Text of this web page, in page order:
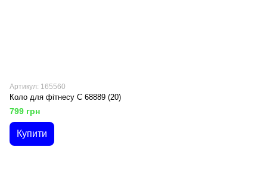
Артикул: 165560
Коло для фітнесу C 68889 (20)
799 грн
Купити